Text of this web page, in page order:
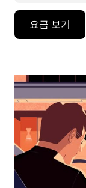
작
면
아
래
화
살
표
요금 보기